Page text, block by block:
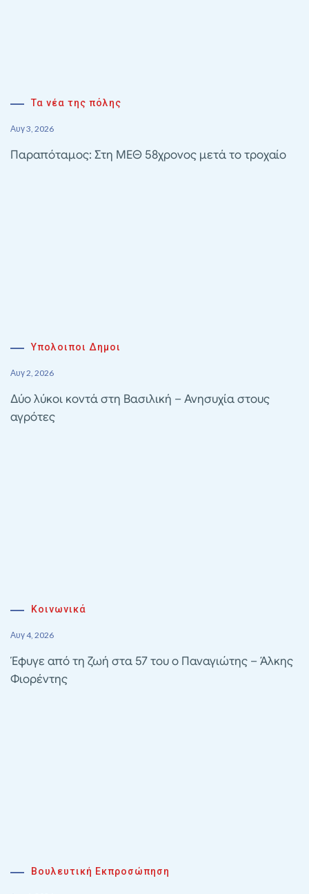
Τα νέα της πόλης
Αυγ 3, 2026
Παραπόταμος: Στη ΜΕΘ 58χρονος μετά το τροχαίο
Υπολοιποι Δημοι
Αυγ 2, 2026
Δύο λύκοι κοντά στη Βασιλική – Ανησυχία στους
αγρότες
Κοινωνικά
Αυγ 4, 2026
Έφυγε από τη ζωή στα 57 του ο Παναγιώτης – Άλκης
Φιορέντης
Βουλευτική Εκπροσώπηση